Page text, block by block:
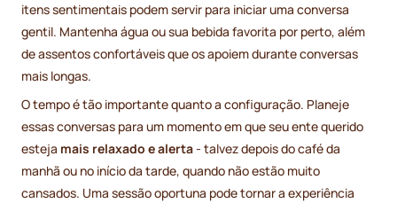
itens sentimentais podem servir para iniciar uma conversa
gentil. Mantenha água ou sua bebida favorita por perto, além
de assentos confortáveis que os apoiem durante conversas
mais longas.
O tempo é tão importante quanto a configuração. Planeje
essas conversas para um momento em que seu ente querido
esteja mais relaxado e alerta- talvez depois do café da
manhã ou no início da tarde, quando não estão muito
cansados. Uma sessão oportuna pode tornar a experiência